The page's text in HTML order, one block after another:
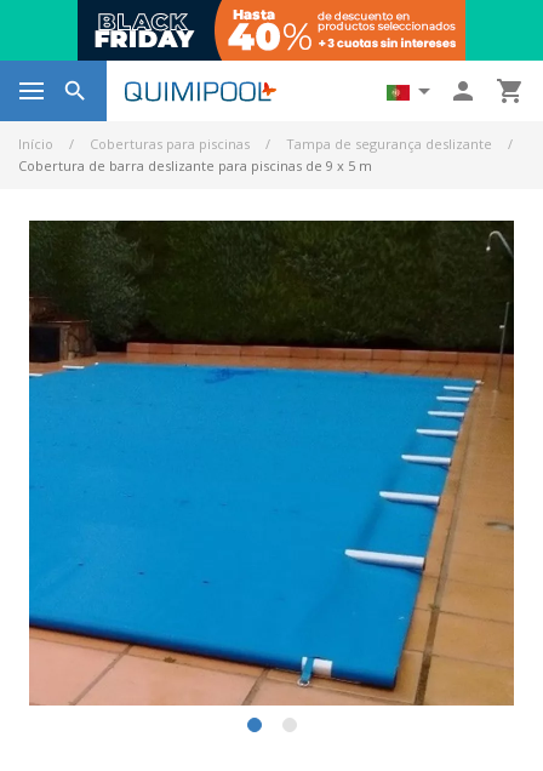
   
Início Coberturas para piscinas
Tampa de segurança deslizante
Cobertura de barra deslizante para piscinas de 9 x 5 m